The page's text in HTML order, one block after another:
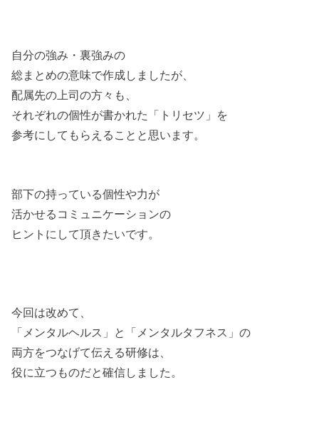
自分の強み・裏強みの
総まとめの意味で作成しましたが、
配属先の上司の方々も、
それぞれの個性が書かれた「トリセツ」を
参考にしてもらえることと思います。
部下の持っている個性や力が
活かせるコミュニケーションの
ヒントにして頂きたいです。
今回は改めて、
「メンタルヘルス」と「メンタルタフネス」の
両方をつなげて伝える研修は、
役に立つものだと確信しました。